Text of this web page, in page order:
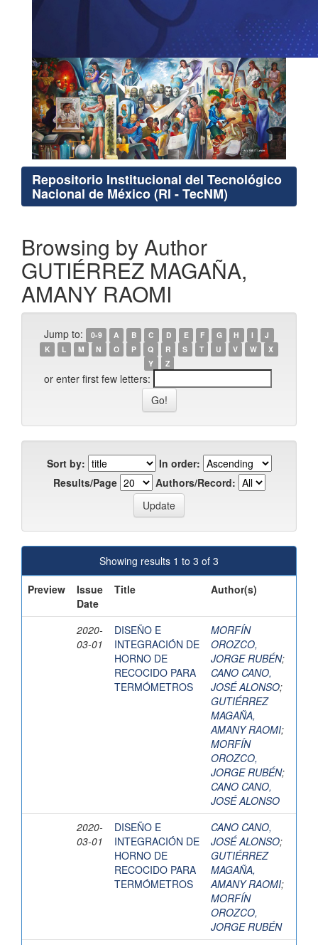
Repositorio Institucional del Tecnológico
Nacional de México (RI - TecNM)
Browsing by Author
GUTIÉRREZ MAGAÑA,
AMANY RAOMI
Jump to: 0-9 A B C D E F G H I
J
K
L M N O P Q R S T U V W
X
Y
Z
or enter first few letters:
Sort by:
In order:
Results/Page
Authors/Record:
Showing results 1 to 3 of 3
Preview
Issue
Date
Title Author(s)
2020-
03-01
DISEÑO E
INTEGRACIÓN DE
HORNO DE
RECOCIDO PARA
TERMÓMETROS
MORFÍN
OROZCO,
JORGE RUBÉN;
CANO CANO,
JOSÉ ALONSO;
GUTIÉRREZ
MAGAÑA,
AMANY RAOMI;
MORFÍN
OROZCO,
JORGE RUBÉN;
CANO CANO,
JOSÉ ALONSO
2020-
03-01
DISEÑO E
INTEGRACIÓN DE
HORNO DE
RECOCIDO PARA
TERMÓMETROS
CANO CANO,
JOSÉ ALONSO;
GUTIÉRREZ
MAGAÑA,
AMANY RAOMI;
MORFÍN
OROZCO,
JORGE RUBÉN